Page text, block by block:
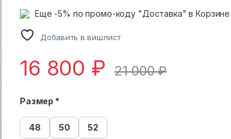
Еще -5% по промо-коду "Доставка" в Корзине
Добавить в вишлист
16 800 ₽ 21 000₽
Размер *
48 50 52